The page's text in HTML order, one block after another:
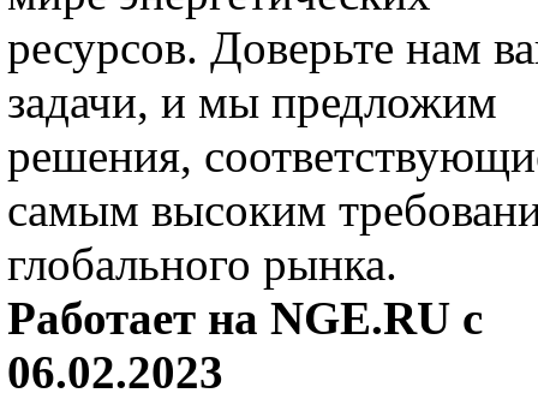
ресурсов. Доверьте нам
задачи, и мы предложим
решения,
самым высоким
глобального рынка.
Работает на NGE.RU с
06.02.2023